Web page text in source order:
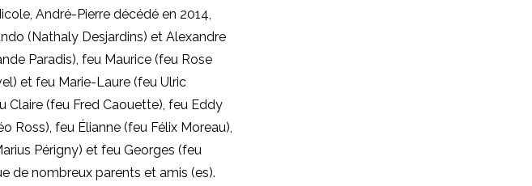
André-Pierre décédé en 2014,
(Nathaly Desjardins) et Alexandre
Paradis), feu Maurice (feu Rose
et feu Marie-Laure (feu Ulric
Claire (feu Fred Caouette), feu Eddy
Ross), feu Élianne (feu Félix Moreau),
Périgny) et feu Georges (feu
de nombreux parents et amis (es).